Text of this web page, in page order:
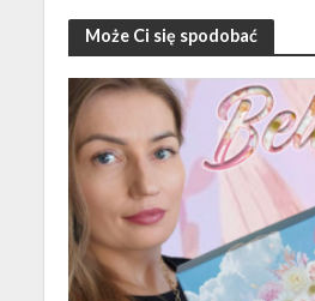
Może Ci się spodobać